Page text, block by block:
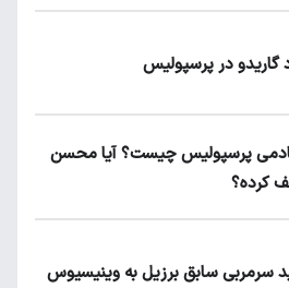
گاریدو در پرسپولیس
پرسپولیس چیست؟ آیا محسن
کرده؟
سرمربی سابق برزیل به وینیسیوس